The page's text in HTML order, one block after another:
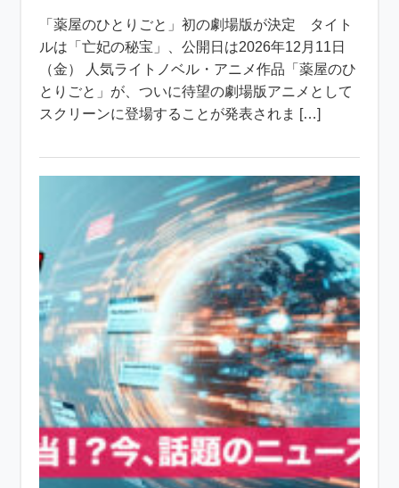
「薬屋のひとりごと」初の劇場版が決定 タイト
ルは「亡妃の秘宝」、公開日は2026年12月11日
（金） 人気ライトノベル・アニメ作品「薬屋のひ
とりごと」が、ついに待望の劇場版アニメとして
スクリーンに登場することが発表されま […]